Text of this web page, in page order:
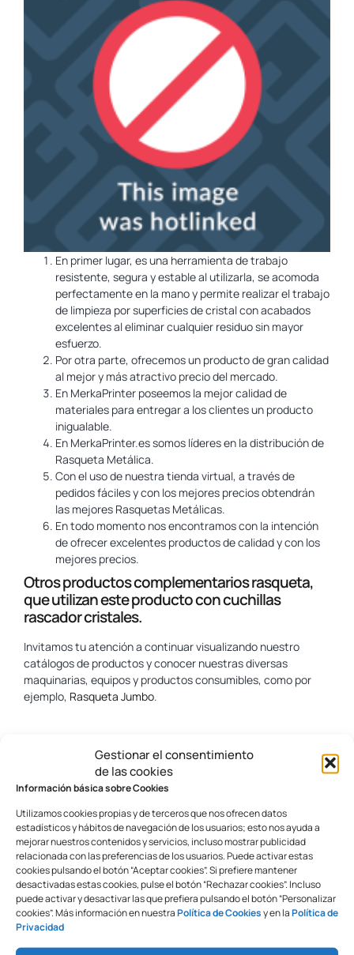
Gestionar el consentimiento
de las cookies
Información básica sobre Cookies
Utilizamos cookies propias y de terceros que nos ofrecen datos
estadísticos y hábitos de navegación de los usuarios; esto nos ayuda a
mejorar nuestros contenidos y servicios, incluso mostrar publicidad
relacionada con las preferencias de los usuarios. Puede activar estas
cookies pulsando el botón “Aceptar cookies”. Si prefiere mantener
desactivadas estas cookies, pulse el botón “Rechazar cookies”. Incluso
puede activar y desactivar las que prefiera pulsando el botón “Personalizar
cookies”. Más información en nuestraPolítica de Cookiesy en laPolítica de
Privacidad
En primer lugar, es una herramienta de trabajo
resistente, segura y estable al utilizarla, se acomoda
perfectamente en la mano y permite realizar el trabajo
de limpieza por superficies de cristal con acabados
excelentes al eliminar cualquier residuo sin mayor
esfuerzo.
Por otra parte, ofrecemos un producto de gran calidad
al mejor y más atractivo precio del mercado.
En MerkaPrinter poseemos la mejor calidad de
materiales para entregar a los clientes un producto
inigualable.
En MerkaPrinter.es somos líderes en la distribución de
Rasqueta Metálica.
Con el uso de nuestra tienda virtual, a través de
pedidos fáciles y con los mejores precios obtendrán
las mejores Rasquetas Metálicas.
En todo momento nos encontramos con la intención
de ofrecer excelentes productos de calidad y con los
mejores precios.
Otros productos complementarios rasqueta,
que utilizan este producto con cuchillas
rascador cristales.
Invitamos tu atención a continuar visualizando nuestro
catálogos de productos y conocer nuestras diversas
maquinarias, equipos y productos consumibles, como por
ejemplo, Rasqueta Jumbo.
Productos Relacionados